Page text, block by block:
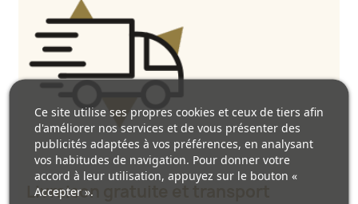
Livraison gratuite et transport
Ce site utilise ses propres cookies et ceux de tiers afin
d'améliorer nos services et de vous présenter des
publicités adaptées à vos préférences, en analysant
vos habitudes de navigation. Pour donner votre
accord à leur utilisation, appuyez sur le bouton «
Accepter ».